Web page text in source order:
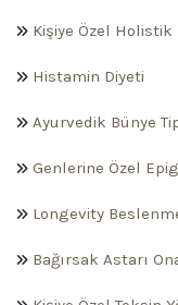
Kişiye Özel
Histamin Diyeti
Ayurvedik Bünye
Genlerine Özel
Longevity
Bağırsak Astarı